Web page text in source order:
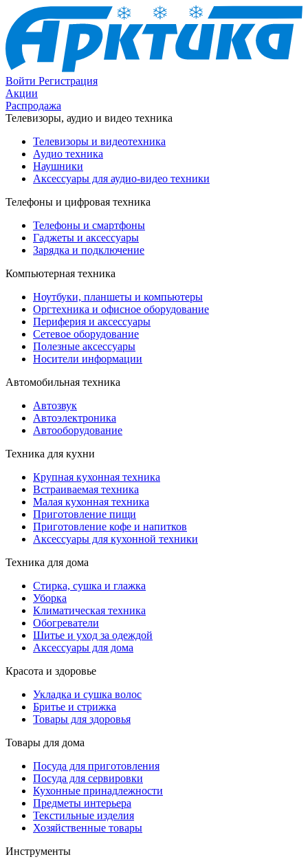
Войти Регистрация
Акции
Распродажа
Телевизоры, аудио и видео техника
Телевизоры и видеотехника
Аудио техника
Наушники
Аксессуары для аудио-видео техники
Телефоны и цифровая техника
Телефоны и смартфоны
Гаджеты и аксессуары
Зарядка и подключение
Компьютерная техника
Ноутбуки, планшеты и компьютеры
Оргтехника и офисное оборудование
Периферия и аксессуары
Cетевое оборудование
Полезные аксессуары
Носители информации
Автомобильная техника
Автозвук
Автоэлектроника
Автооборудование
Техника для кухни
Крупная кухонная техника
Встраиваемая техника
Малая кухонная техника
Приготовление пищи
Приготовление кофе и напитков
Аксессуары для кухонной техники
Техника для дома
Стирка, сушка и глажка
Уборка
Климатическая техника
Обогреватели
Шитье и уход за одеждой
Аксессуары для дома
Красота и здоровье
Укладка и сушка волос
Бритье и стрижка
Товары для здоровья
Товары для дома
Посуда для приготовления
Посуда для сервировки
Кухонные принадлежности
Предметы интерьера
Текстильные изделия
Хозяйственные товары
Инструменты